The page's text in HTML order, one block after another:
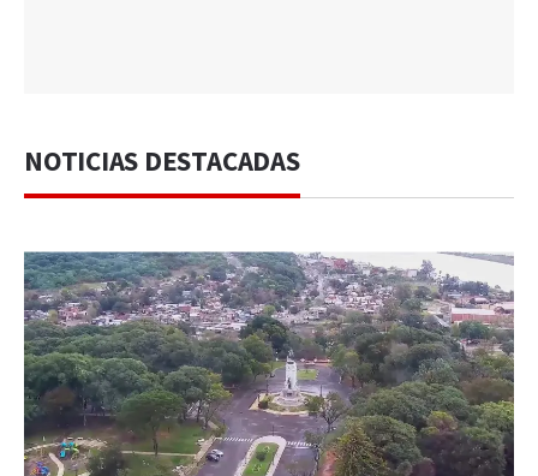
NOTICIAS DESTACADAS